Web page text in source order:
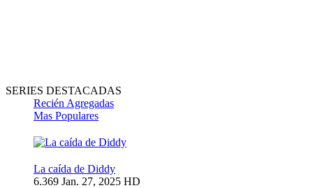
SERIES DESTACADAS
Recién Agregadas
Mas Populares
La caída de Diddy
6.369 Jan. 27, 2025 HD